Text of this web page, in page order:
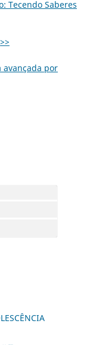
Tecendo Saberes
>>
por